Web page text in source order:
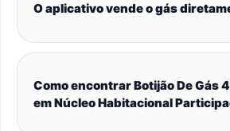
O aplicativo vende o gás
Como encontrar Botijão De Gás
em Núcleo Habitacional